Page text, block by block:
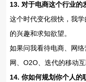
13. 对于电商这个行业的
这个时代变化很快，我
的兴趣和求知欲望。
如果问我看待电商、网
网、O2O、迭代的移动
14. 你如何规划你个人的